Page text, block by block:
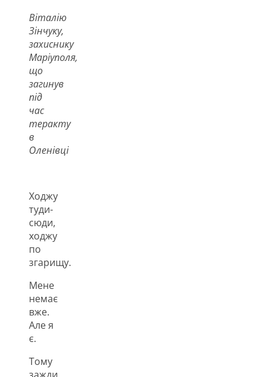
Віталію
Зінчуку,
захиснику
Маріуполя,
що
загинув
під
час
теракту
в
Оленівці
Ходжу
туди-
сюди,
ходжу
по
згарищу.
Мене
немає
вже.
Але я
є.
Тому